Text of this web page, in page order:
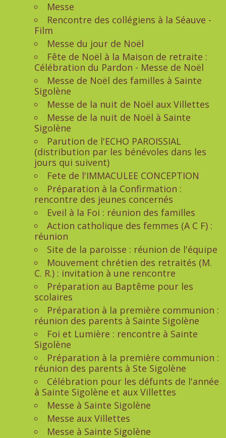
Messe
Rencontre des collégiens à la Séauve -
Film
Messe du jour de Noël
Fête de Noël à la Maison de retraite :
Célébration du Pardon - Messe de Noël
Messe de Noël des familles à Sainte
Sigolène
Messe de la nuit de Noël aux Villettes
Messe de la nuit de Noël à Sainte
Sigolène
Parution de l'ECHO PAROISSIAL
(distribution par les bénévoles dans les
jours qui suivent)
Fete de l'IMMACULEE CONCEPTION
Préparation à la Confirmation :
rencontre des jeunes concernés
Eveil à la Foi : réunion des familles
Action catholique des femmes (A C F) :
réunion
Site de la paroisse : réunion de l'équipe
Mouvement chrétien des retraités (M.
C. R.) : invitation à une rencontre
Préparation au Baptême pour les
scolaires
Préparation à la première communion :
réunion des parents à Sainte Sigolène
Foi et Lumière : rencontre à Sainte
Sigolène
Préparation à la première communion :
réunion des parents à Ste Sigolène
Célébration pour les défunts de l'année
à Sainte Sigolène et aux Villettes
Messe à Sainte Sigolène
Messe aux Villettes
Messe à Sainte Sigolène